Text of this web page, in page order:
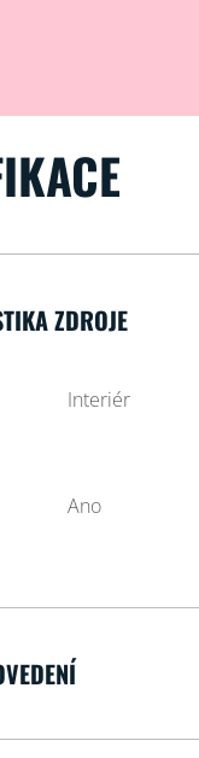
ZDROJE
Interiér
Ano